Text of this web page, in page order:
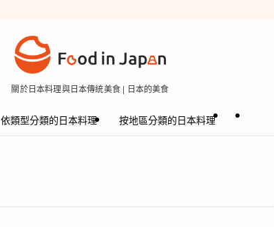
關於日本料理與日本傳統美食 | 日本的美食
依類型分類的日本料理 按地區分類的日本料理